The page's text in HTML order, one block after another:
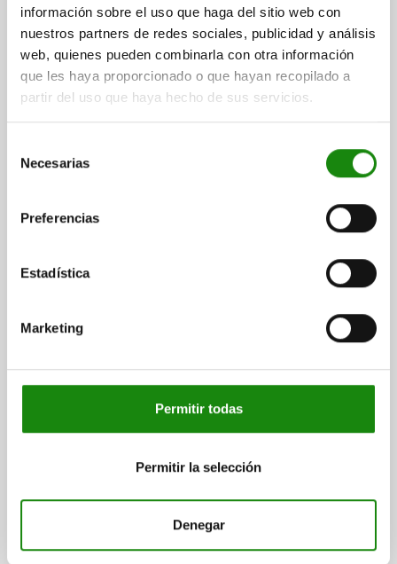
información sobre el uso que haga del sitio web con
nuestros partners de redes sociales, publicidad y análisis
web, quienes pueden combinarla con otra información
que les haya proporcionado o que hayan recopilado a
partir del uso que haya hecho de sus servicios.
Necesarias
Preferencias
Estadística
Marketing
Permitir todas
Permitir la selección
Denegar
$6.02
más gastos de envío
DETALLES
03288
CHAVETA DIN6885, FORMA:A, B=2, L=20, H=2, ACERO
MATERIAL DEL CUERPO DE BASE=ACERO
LONGITUD=20
más gastos de envío
DETALLES
03288